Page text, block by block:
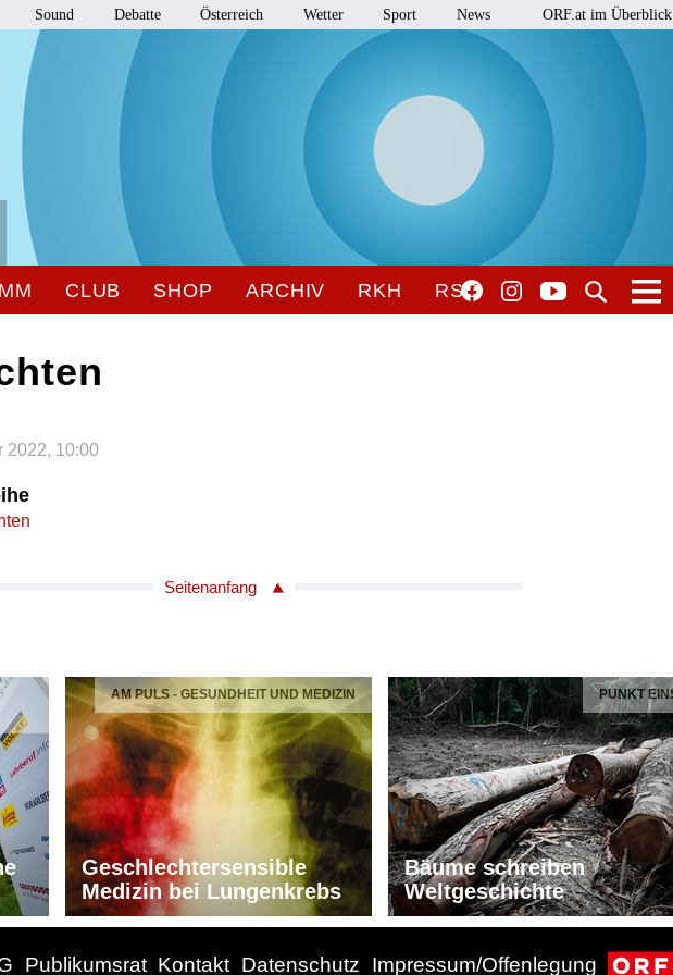
Sound Debatte Österreich Wetter Sport News ORF.at im Überblick
CLUB SHOP ARCHIV RKH RSO
2022, 10:00
Seitenanfang
AM PULS - GESUNDHEIT UND MEDIZIN
Geschlechtersensible
Medizin bei Lungenkrebs
PUNKT
Bäume schreiben
Weltgeschichte
Publikumsrat Kontakt Datenschutz Impressum/Offenlegung